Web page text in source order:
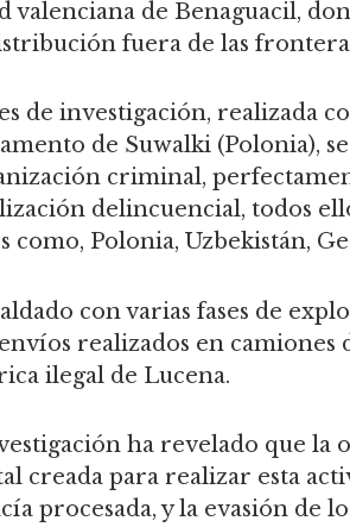
valenciana de Benaguacil,
fuera de las
de investigación, realizada
de Suwalki (Polonia),
criminal,
delincuencial, todos
como, Polonia, Uzbekistán,
con varias fases de
realizados en camiones
ilegal de Lucena.
ha revelado que la
creada para realizar esta
procesada, y la evasión de